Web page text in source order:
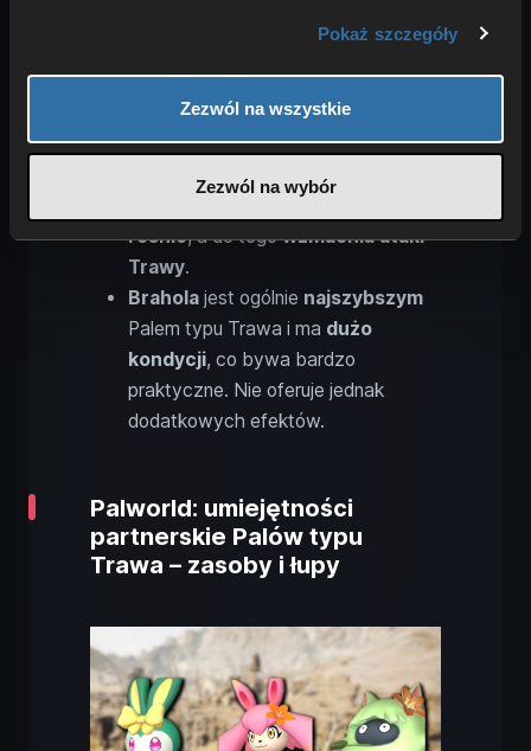
Pokaż szczegóły
Zezwól na wszystkie
Zezwól na wybór
i
wydobywać rudy.
Palumbaz natury jest żwawy, a na
trawiestaje sięjeszcze szybszy.
Quivern Botan
to jedyny latający
rośnie, a do tegowzmacnia ataki
Trawy.
Brahola jest ogólnie najszybszym
Palem typu Trawa i ma dużo
kondycji, co bywa bardzo
praktyczne. Nie oferuje jednak
dodatkowych efektów.
Palworld: umiejętności
partnerskie Palów typu
Trawa – zasoby i łupy